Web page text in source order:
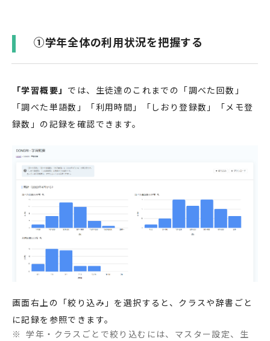
①学年全体の利用状況を把握する
「学習概要」 では、生徒達のこれまでの「調べた回数」
「調べた単語数」「利用時間」「しおり登録数」「メモ登
録数」の記録を確認できます。
画面右上の「絞り込み」を選択すると、クラスや辞書ごと
に記録を参照できます。
学年・クラスごとで絞り込むには、マスター設定、生